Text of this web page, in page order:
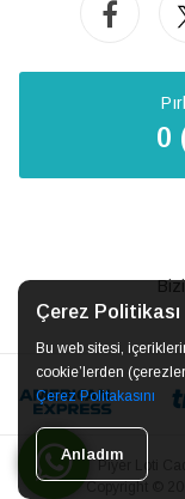
Çerez Politikası
Bu web sitesi,
cookie’lerden
Çerez Politakasını
Anladım
0